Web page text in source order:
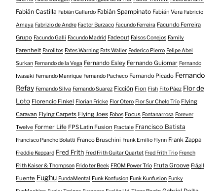
Fabián Castilla Fabián Gallardo Fabián Spampinato Fabián Vera Fabricio
Amaya Fabrizio de Andre Factor Burzaco Facundo Ferreira Facundo Ferreira
Grupo Facundo Galli Facundo Madrid Fadeout Falsos Conejos Family
Farenheit Farolitos Fates Warning Fats Waller Federico Pierro Felipe Abel
Surkan Fernando de la Vega Fernando Esley Fernando Guiomar Fernando
Iwasaki Fernando Manrique Fernando Pacheco Fernando Picado Fernando
Refay Fernando Silva Fernando Suarez Ficción Fion Fish Fito Páez Flor de
Loto Florencio Finkel Florian Fricke Flor Otero Flor Sur Chelo Trío Flying
Caravan Flying Carpets Flying Joes Fobos Focus Fontanarrosa Forever
Twelve Former Life FPS Latin Fusion Fractale Francisco Batista
Francisco Pancho Bolatti Franco Bruschini Frank Emilio Flynn Frank Zappa
Freddie Keppard Fred Frith Fred Frith Guitar Quartet Fred Frith Trio French
Frith Kaiser & Thompson Frido ter Beek FROM Power Trío Fruta Groove Frágil
Fuente Fughu FundaMental Funk Konfusion Funk Kunfusion Funky